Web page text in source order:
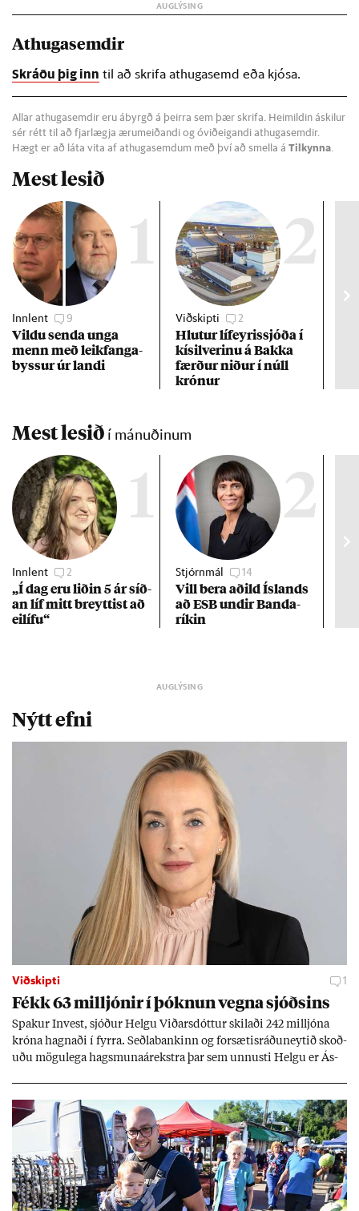
Athugasemdir
Skráðu þig inn til að skrifa athugasemd eða kjósa.
Allar athugasemdir eru ábyrgð á þeirra sem þær skrifa. Heimildin áskilur
sér rétt til að fjarlægja ærumeiðandi og óviðeigandi athugasemdir.
Hægt er að láta vita af athugasemdum með því að smella á Tilkynna
Mest lesið
1
Innlent 9
Vildu senda unga
menn með leik­fanga­
byss­ur úr landi
2
Viðskipti 2
Hlut­ur líf­eyr­is­sjóða í
kís­il­ver­inu á Bakka
færð­ur nið­ur í núll
krón­ur
Mest lesið í mánuðinum
1
Innlent 2
„Í dag eru lið­in 5 ár síð­
an líf mitt breytt­ist að
ei­lífu“
2
Stjórnmál 14
Vill bera að­ild Ís­lands
að ESB und­ir Banda­
rík­in
Nýtt efni
Viðskipti 1
Fékk 63 millj­ón­ir í þókn­un vegna sjóðs­ins
Spak­ur In­vest, sjóð­ur Helgu Við­ars­dótt­ur skil­aði 242 millj­óna
króna hagn­aði í fyrra. Seðla­bank­inn og for­sæt­is­ráðu­neyt­ið skoð­
uðu mögu­lega hags­muna­árekstra þar sem unnusti Helgu er Ás­